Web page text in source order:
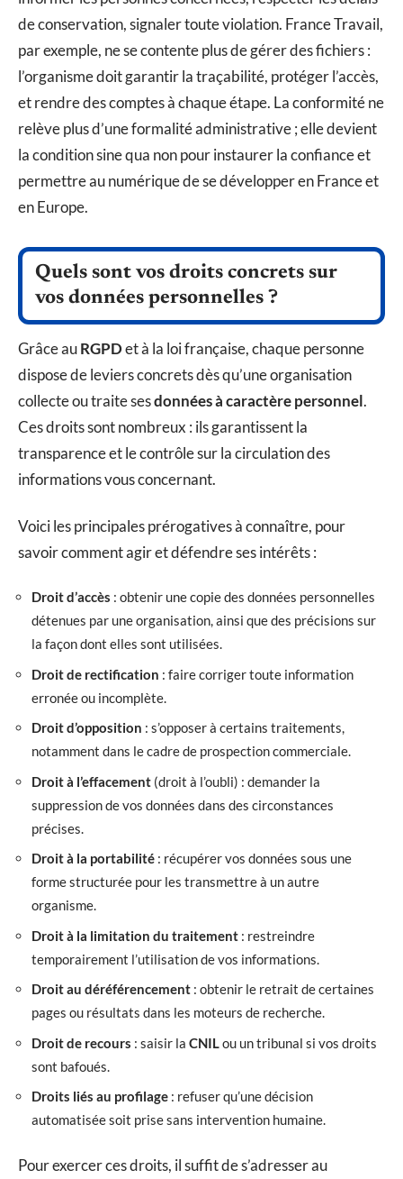
de conservation, signaler toute violation. France Travail,
par exemple, ne se contente plus de gérer des fichiers :
l’organisme doit garantir la traçabilité, protéger l’accès,
et rendre des comptes à chaque étape. La conformité ne
relève plus d’une formalité administrative ; elle devient
la condition sine qua non pour instaurer la confiance et
permettre au numérique de se développer en France et
en Europe.
Quels sont vos droits concrets sur
vos données personnelles ?
Grâce auRGPDet à la loi française, chaque personne
dispose de leviers concrets dès qu’une organisation
collecte ou traite sesdonnées à caractère personnel.
Ces droits sont nombreux : ils garantissent la
transparence et le contrôle sur la circulation des
informations vous concernant.
Voici les principales prérogatives à connaître, pour
savoir comment agir et défendre ses intérêts :
Droit d’accès : obtenir une copie des données personnelles
détenues par une organisation, ainsi que des précisions sur
la façon dont elles sont utilisées.
Droit de rectification : faire corriger toute information
erronée ou incomplète.
Droit d’opposition : s’opposer à certains traitements,
notamment dans le cadre de prospection commerciale.
Droit à l’effacement (droit à l’oubli) : demander la
suppression de vos données dans des circonstances
précises.
Droit à la portabilité : récupérer vos données sous une
forme structurée pour les transmettre à un autre
organisme.
Droit à la limitation du traitement : restreindre
temporairement l’utilisation de vos informations.
Droit au déréférencement : obtenir le retrait de certaines
pages ou résultats dans les moteurs de recherche.
Droit de recours : saisir la CNILou un tribunal si vos droits
sont bafoués.
Droits liés au profilage : refuser qu’une décision
automatisée soit prise sans intervention humaine.
Pour exercer ces droits, il suffit de s’adresser au